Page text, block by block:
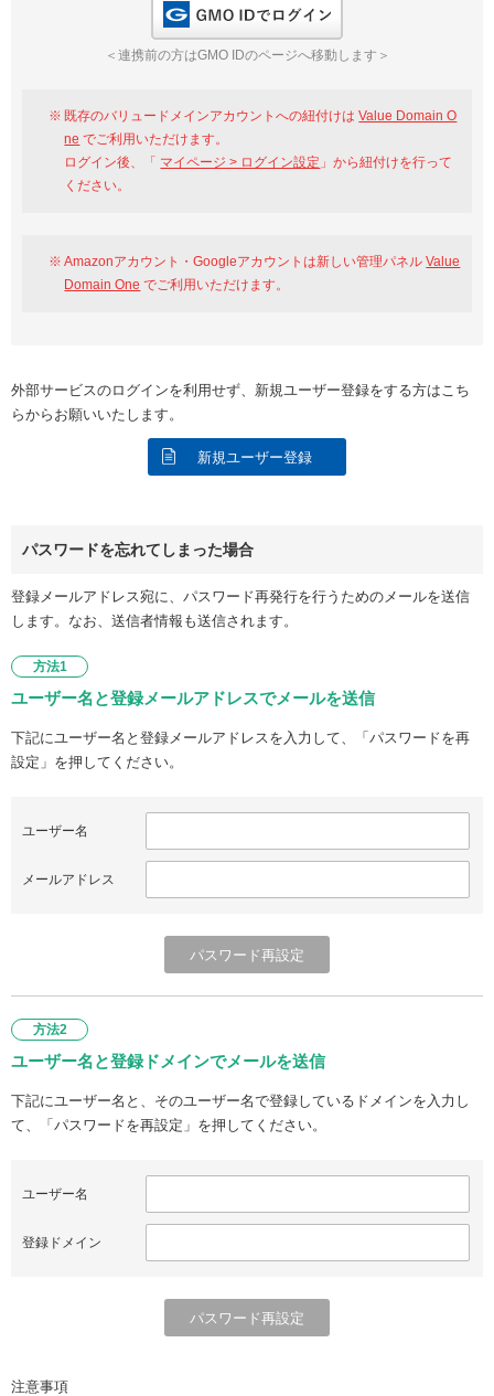
※AmazonはValue Domain Oneのログイン画面へ遷移します
GMO ID
＜連携前の方はGMO IDのページへ移動します＞
既存のバリュードメインアカウントへの紐付けはValue Domain O
ne でご利用いただけます。
ログイン後、「 マイページ > ログイン設定 」から紐付けを行って
ください。
Amazonアカウント・Googleアカウントは新しい管理パネルValue
Domain One でご利用いただけます。
外部サービスのログインを利用せず、新規ユーザー登録をする方はこち
らからお願いいたします。
新規ユーザー登録
パスワードを忘れてしまった場合
登録メールアドレス宛に、パスワード再発行を行うためのメールを送信
します。なお、送信者情報も送信されます。
方法1
ユーザー名と登録メールアドレスでメールを送信
下記にユーザー名と登録メールアドレスを入力して、「パスワードを再
設定」を押してください。
ユーザー名
メールアドレス
方法2
ユーザー名と登録ドメインでメールを送信
下記にユーザー名と、そのユーザー名で登録しているドメインを入力し
て、「パスワードを再設定」を押してください。
ユーザー名
登録ドメイン
注意事項